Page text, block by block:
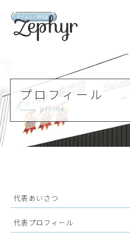
プロフィール
profile
代表あいさつ
代表プロフィール